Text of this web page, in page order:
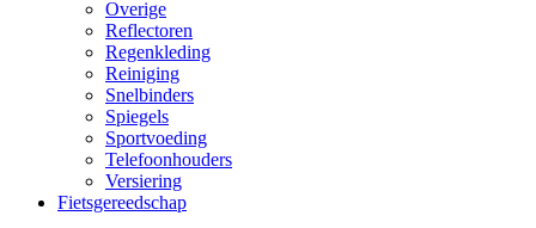
Overige
Reflectoren
Regenkleding
Reiniging
Snelbinders
Spiegels
Sportvoeding
Telefoonhouders
Versiering
Fietsgereedschap